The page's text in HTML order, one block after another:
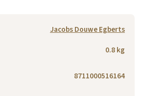
Jacobs Douwe Egberts
0.8 kg
8711000516164